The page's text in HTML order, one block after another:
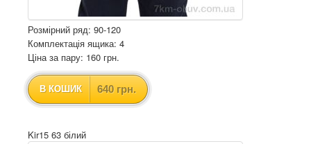
Розмірний ряд: 90-120
Комплектація ящика: 4
Ціна за пару: 160 грн.
В КОШИК 640 грн.
Kir15 63 білий